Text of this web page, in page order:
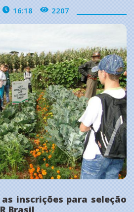
16:18 2207
inscrições para seleção
Brasil